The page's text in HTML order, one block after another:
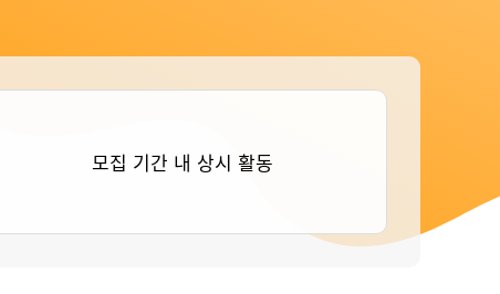
모집 기간 내 상시 활동